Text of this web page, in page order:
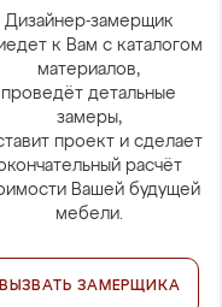
Дизайнер-замерщик
к Вам с каталогом
материалов,
проведёт детальные
замеры,
проект и сделает
расчёт
Вашей будущей
мебели.
ВЫЗВАТЬ ЗАМЕРЩИКА